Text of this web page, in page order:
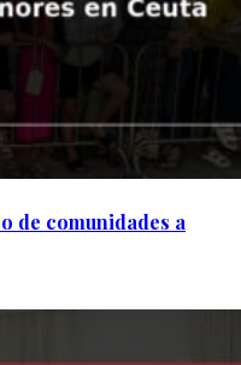
de comunidades a